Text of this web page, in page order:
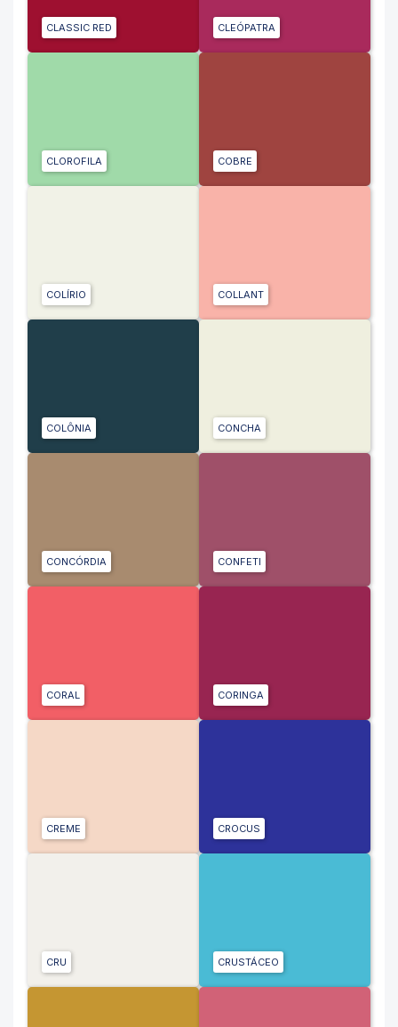
CLASSIC RED CLEÓPATRA
CLOROFILA COBRE
COLÍRIO COLLANT
COLÔNIA CONCHA
CONCÓRDIA CONFETI
CORAL CORINGA
CREME CROCUS
CRU CRUSTÁCEO